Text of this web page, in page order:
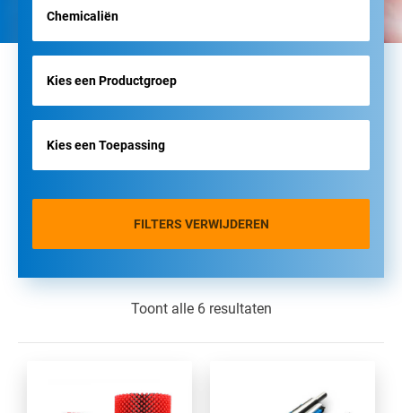
FILTERS VERWIJDEREN
Toont alle 6 resultaten